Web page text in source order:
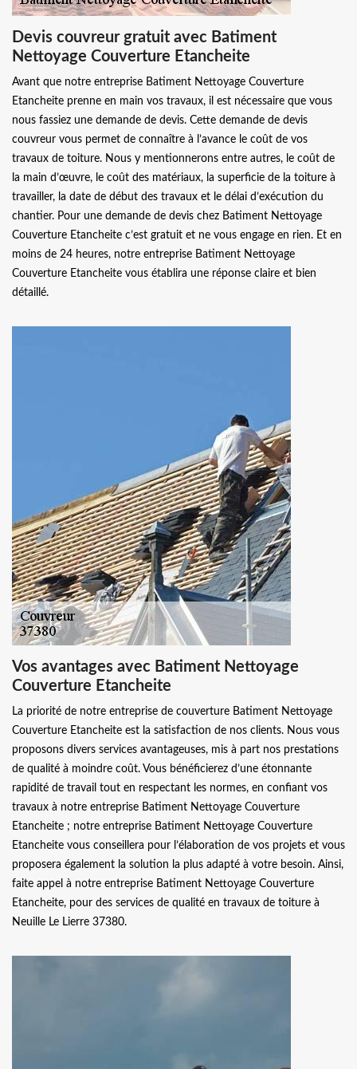
Devis couvreur gratuit avec Batiment
Nettoyage Couverture Etancheite
Avant que notre entreprise Batiment Nettoyage Couverture
Etancheite prenne en main vos travaux, il est nécessaire que vous
nous fassiez une demande de devis. Cette demande de devis
couvreur vous permet de connaître à l’avance le coût de vos
travaux de toiture. Nous y mentionnerons entre autres, le coût de
la main d’œuvre, le coût des matériaux, la superficie de la toiture à
travailler, la date de début des travaux et le délai d’exécution du
chantier. Pour une demande de devis chez Batiment Nettoyage
Couverture Etancheite c’est gratuit et ne vous engage en rien. Et en
moins de 24 heures, notre entreprise Batiment Nettoyage
Couverture Etancheite vous établira une réponse claire et bien
détaillé.
Vos avantages avec Batiment Nettoyage
Couverture Etancheite
La priorité de notre entreprise de couverture Batiment Nettoyage
Couverture Etancheite est la satisfaction de nos clients. Nous vous
proposons divers services avantageuses, mis à part nos prestations
de qualité à moindre coût. Vous bénéficierez d’une étonnante
rapidité de travail tout en respectant les normes, en confiant vos
travaux à notre entreprise Batiment Nettoyage Couverture
Etancheite ; notre entreprise Batiment Nettoyage Couverture
Etancheite vous conseillera pour l’élaboration de vos projets et vous
proposera également la solution la plus adapté à votre besoin. Ainsi,
faite appel à notre entreprise Batiment Nettoyage Couverture
Etancheite, pour des services de qualité en travaux de toiture à
Neuille Le Lierre 37380.